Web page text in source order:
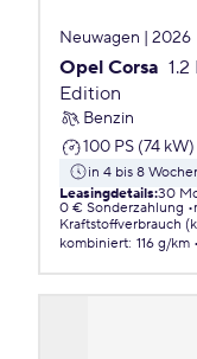
Neuwagen | 2026
Opel Corsa
Edition
Benzin
100 PS (74 kW)
in 4 bis 8
Leasingdetails:30
0 € Sonderzahlung
Kraftstoffverbrauch
kombiniert: 116 g/km